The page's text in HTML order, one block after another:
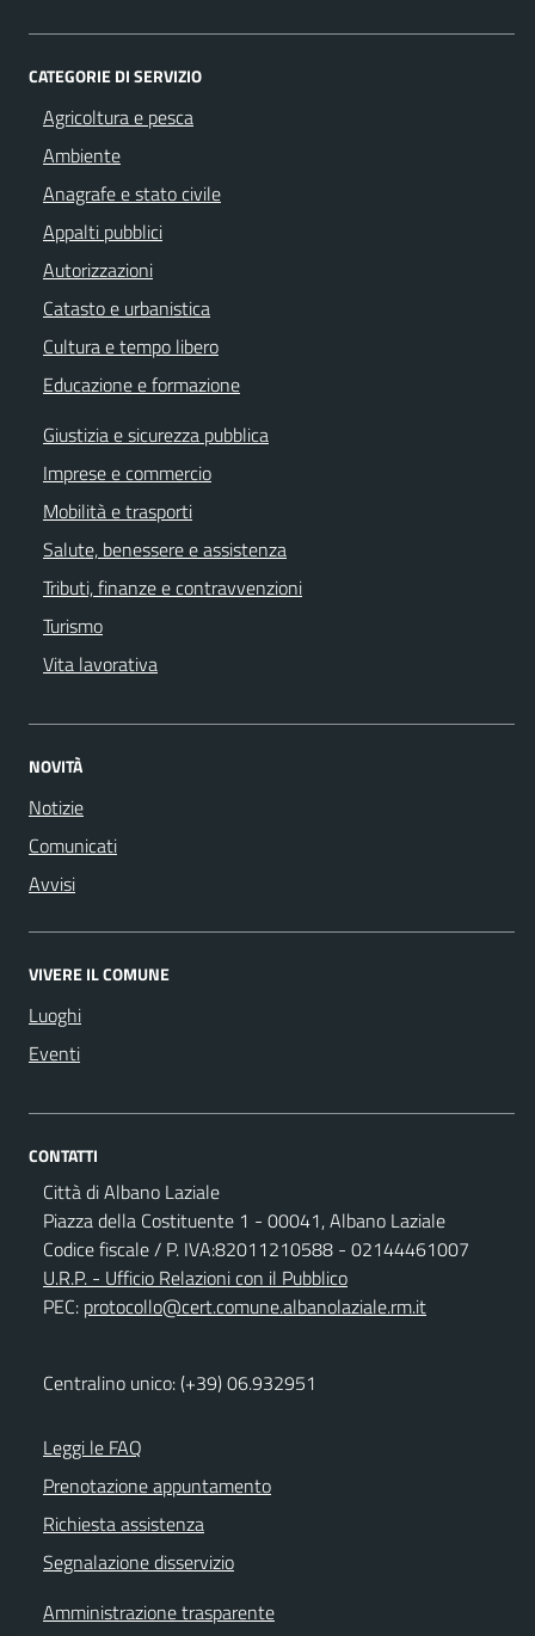
CATEGORIE DI SERVIZIO
Agricoltura e pesca
Ambiente
Anagrafe e stato civile
Appalti pubblici
Autorizzazioni
Catasto e urbanistica
Cultura e tempo libero
Educazione e formazione
Giustizia e sicurezza pubblica
Imprese e commercio
Mobilità e trasporti
Salute, benessere e assistenza
Tributi, finanze e contravvenzioni
Turismo
Vita lavorativa
NOVITÀ
Notizie
Comunicati
Avvisi
VIVERE IL COMUNE
Luoghi
Eventi
CONTATTI
Città di Albano Laziale
Piazza della Costituente 1 - 00041, Albano Laziale
Codice fiscale / P. IVA:82011210588 - 02144461007
U.R.P. - Ufficio Relazioni con il Pubblico
PEC: protocollo@cert.comune.albanolaziale.rm.it
Centralino unico: (+39) 06.932951
Leggi le FAQ
Prenotazione appuntamento
Richiesta assistenza
Segnalazione disservizio
Amministrazione trasparente